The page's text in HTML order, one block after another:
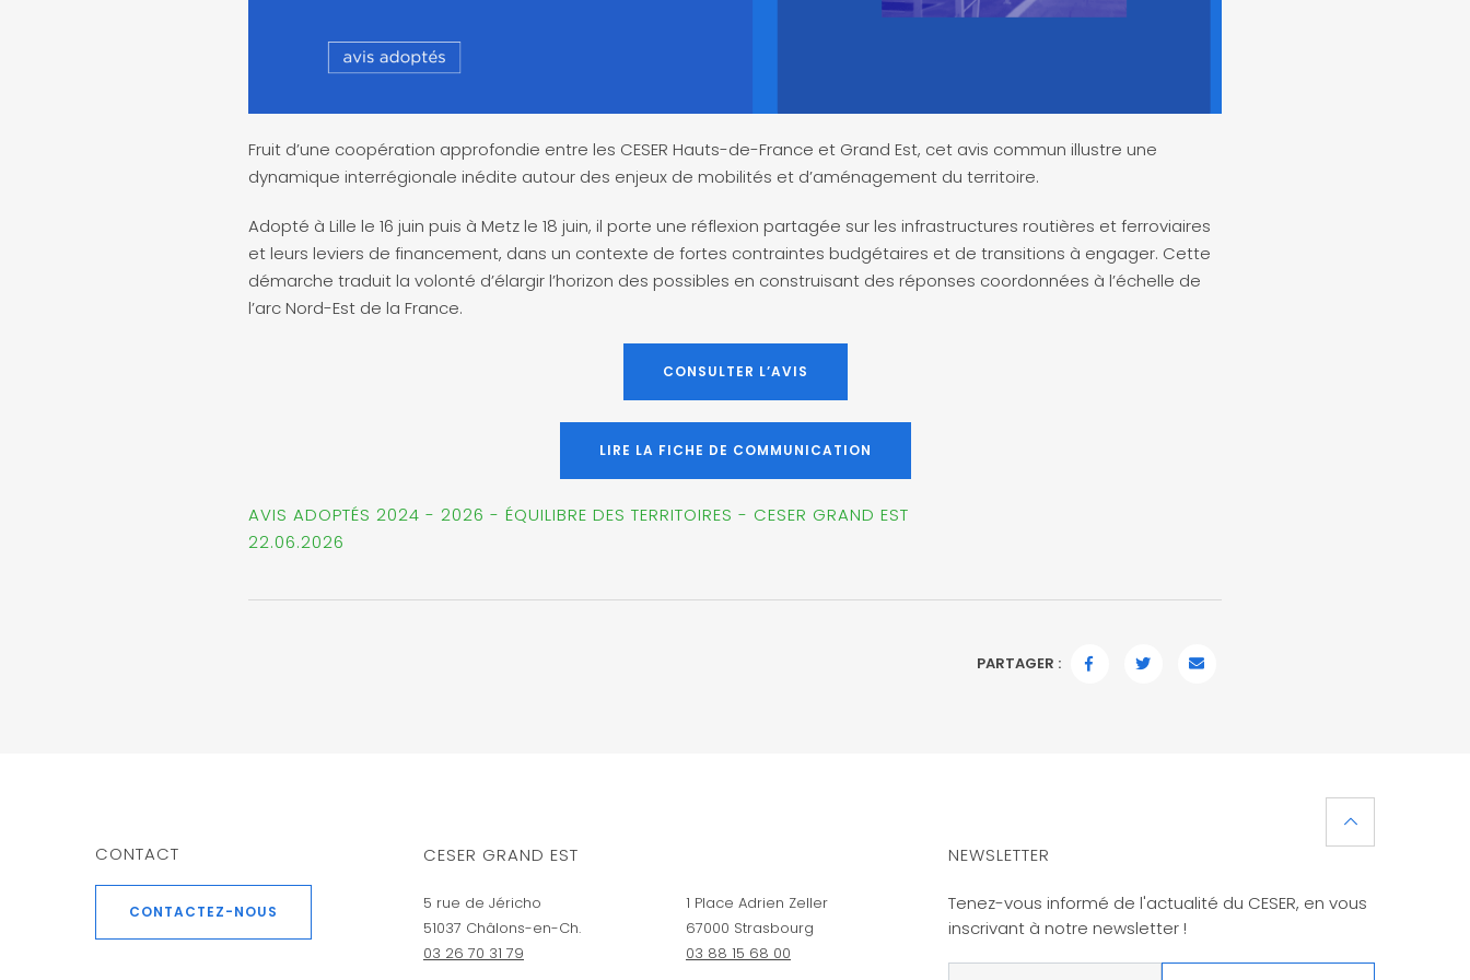
Fruit d’une coopération approfondie entre les CESER Hauts-de-France et Grand Est, cet avis commun illustre une
dynamique interrégionale inédite autour des enjeux de mobilités et d’aménagement du territoire.
Adopté à Lille le 16 juin puis à Metz le 18 juin, il porte une réflexion partagée sur les infrastructures routières et ferroviaires
et leurs leviers de financement, dans un contexte de fortes contraintes budgétaires et de transitions à engager. Cette
démarche traduit la volonté d’élargir l’horizon des possibles en construisant des réponses coordonnées à l’échelle de
l’arc Nord-Est de la France.
CONSULTER L’AVIS
LIRE LA FICHE DE COMMUNICATION
AVIS ADOPTÉS 2024 - 2026 - ÉQUILIBRE DES TERRITOIRES - CESER GRAND EST
22.06.2026
PARTAGER :
CONTACT
CONTACTEZ-NOUS
CESER GRAND EST
5 rue de Jéricho
51037 Châlons-en-Ch.
03 26 70 31 79
1 Place Adrien Zeller
67000 Strasbourg
03 88 15 68 00
NEWSLETTER
Tenez-vous informé de l'actualité du CESER, en vous
inscrivant à notre newsletter !